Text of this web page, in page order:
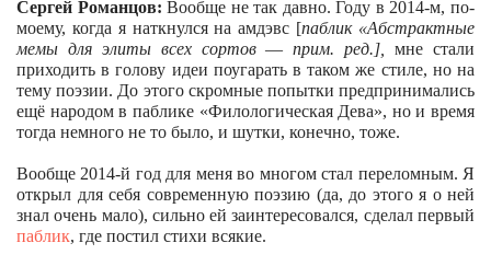
Сергей Романцов: Вообще не так давно. Году в 2014-м, по-
моему, когда я наткнулся на амдэвс [паблик «Абстрактные
мемы для элиты всех сортов—прим. ред.],
мне стали
приходить в голову идеи поугарать в таком же стиле, но на
тему поэзии. До этого скромные попытки предпринимались
ещё народом в паблике «Филологическая Дева», но и время
тогда немного не то было, и шутки, конечно, тоже.
Вообще 2014-й год для меня во многом стал переломным. Я
открыл для себя современную поэзию (да, до этого я о ней
знал очень мало), сильно ей заинтересовался, сделал первый
паблик, где постил стихи всякие.